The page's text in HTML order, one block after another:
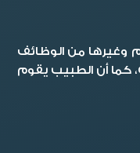
وغيرها من الوظائف
كما أن الطبيب يقوم